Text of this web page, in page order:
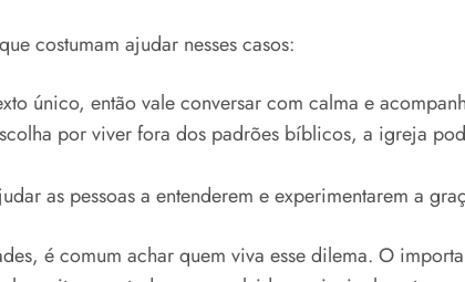
costumam ajudar nesses casos:
único, então vale conversar com calma e
por viver fora dos padrões bíblicos, a igreja
as pessoas a entenderem e experimentarem a
é comum achar quem viva esse dilema. O